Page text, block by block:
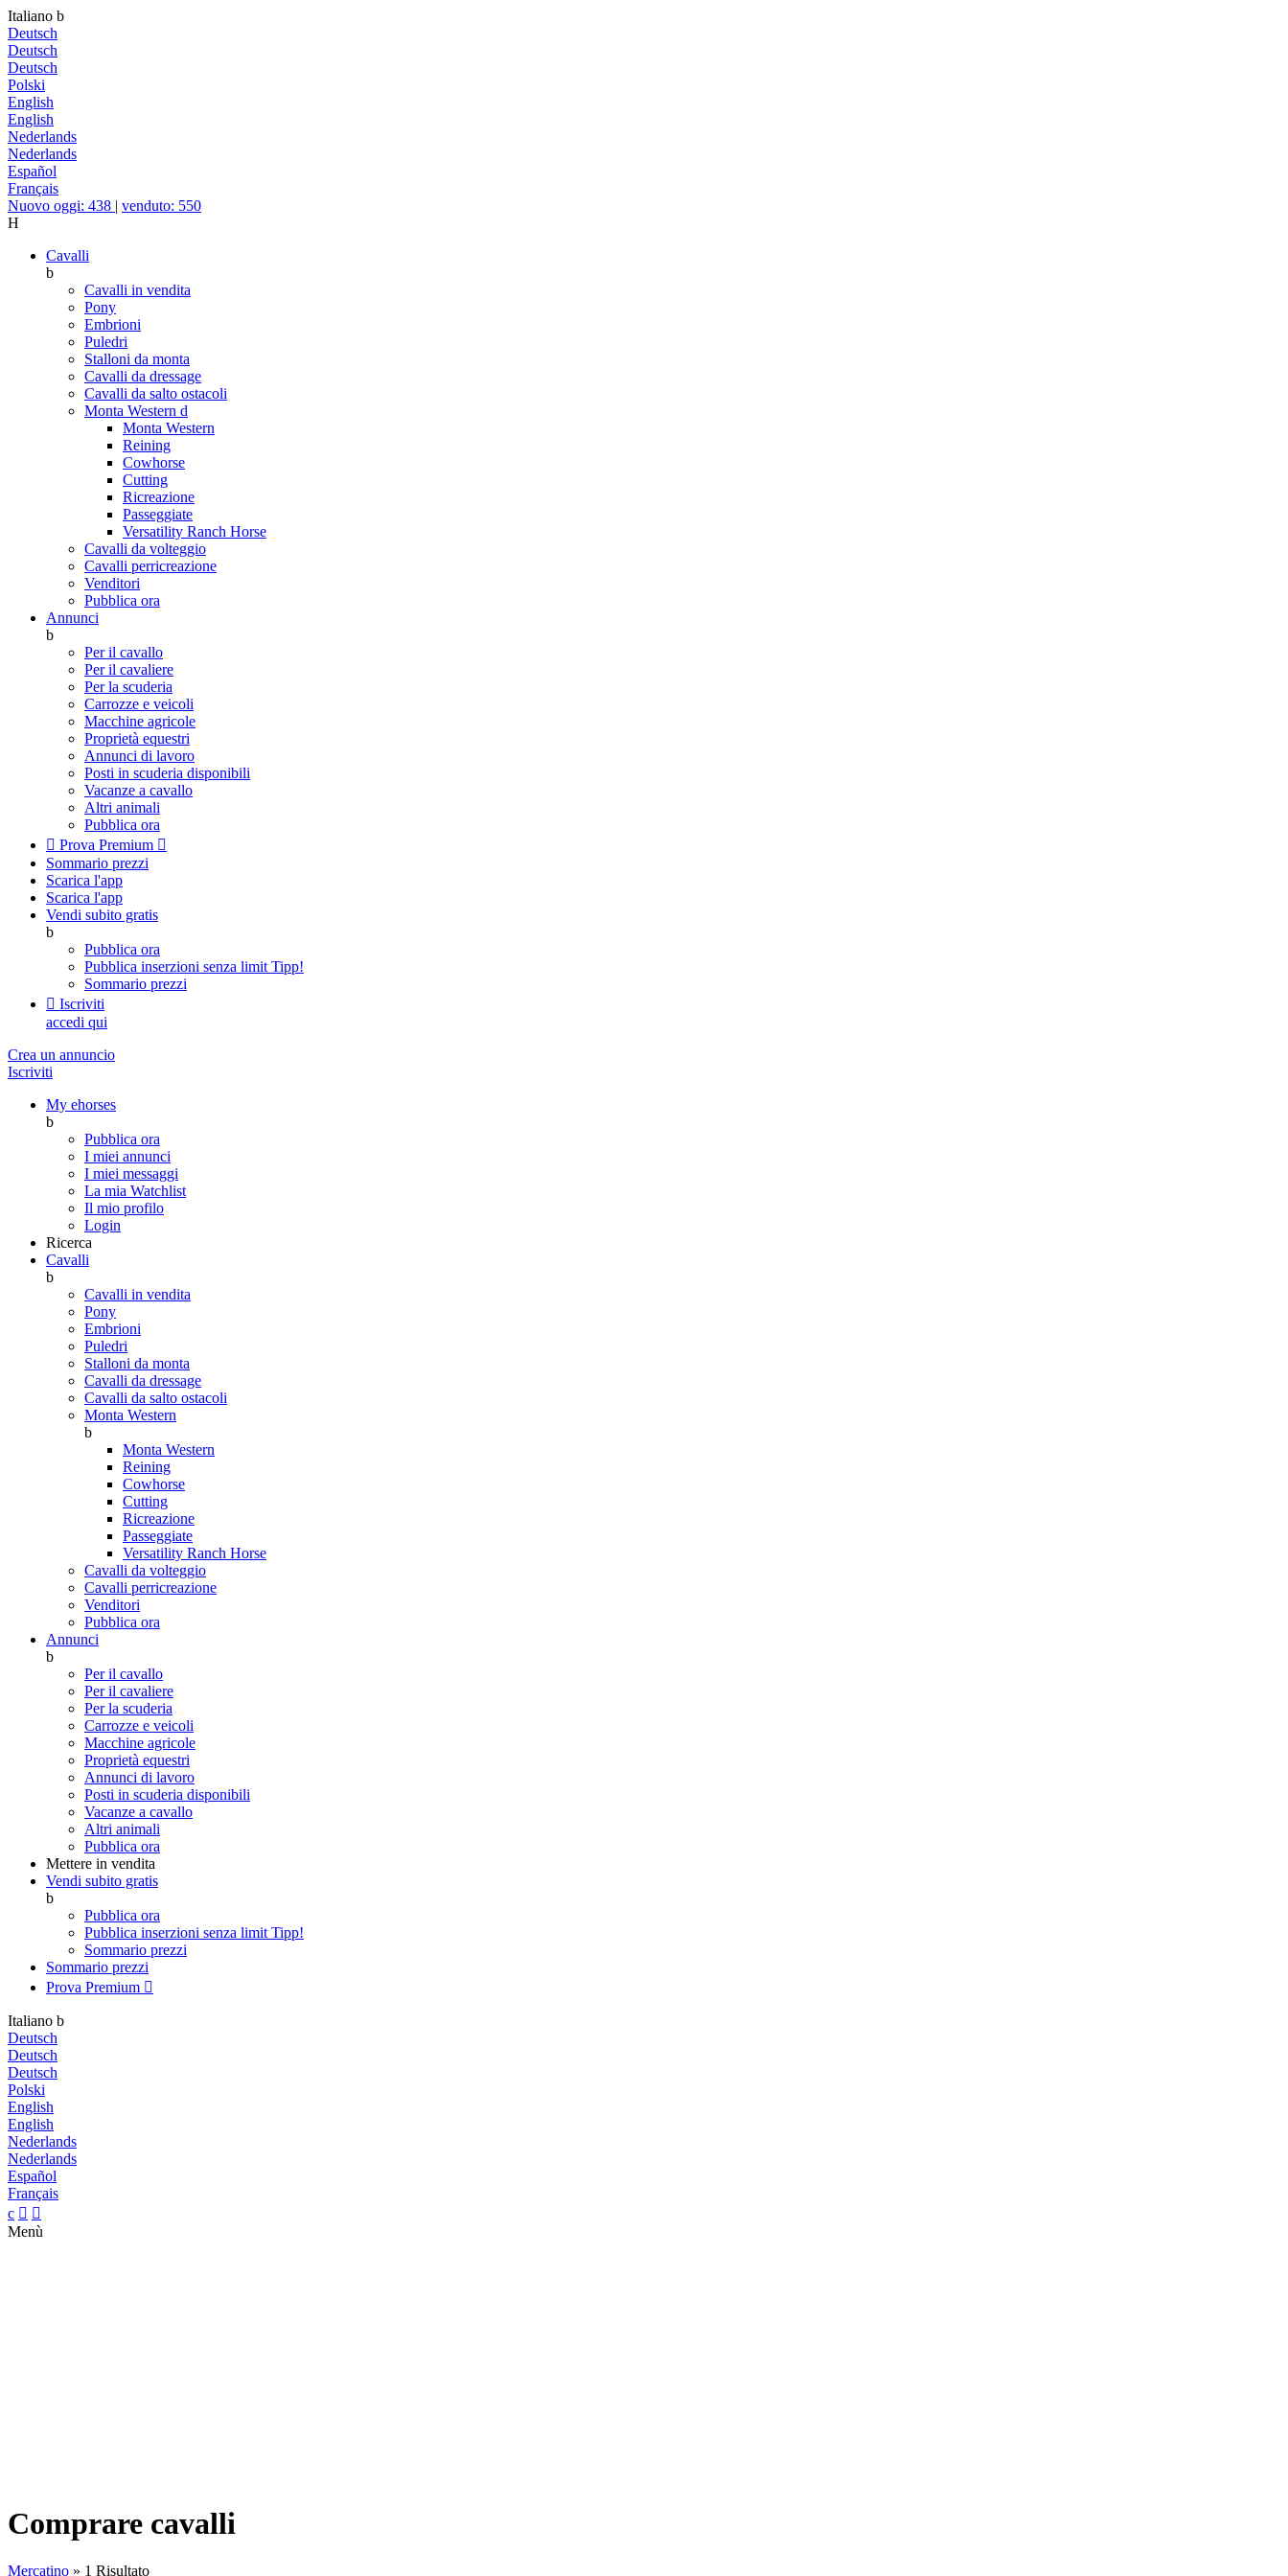
Italiano b
Deutsch
Deutsch
Deutsch
Polski
English
English
Nederlands
Nederlands
Español
Français
Nuovo oggi: 438 | venduto: 550
H
Cavalli
b
Cavalli in vendita
Pony
Embrioni
Puledri
Stalloni da monta
Cavalli da dressage
Cavalli da salto ostacoli
Monta Western d
Monta Western
Reining
Cowhorse
Cutting
Ricreazione
Passeggiate
Versatility Ranch Horse
Cavalli da volteggio
Cavalli perricreazione
Venditori
Pubblica ora
Annunci
b
Per il cavallo
Per il cavaliere
Per la scuderia
Carrozze e veicoli
Macchine agricole
Proprietà equestri
Annunci di lavoro
Posti in scuderia disponibili
Vacanze a cavallo
Altri animali
Pubblica ora
 Prova Premium 
Sommario prezzi
Scarica l'app
Scarica l'app
Vendi subito gratis
b
Pubblica ora
Pubblica inserzioni senza limit Tipp!
Sommario prezzi
 Iscriviti
accedi qui
Crea un annuncio
Iscriviti
My ehorses
b
Pubblica ora
I miei annunci
I miei messaggi
La mia Watchlist
Il mio profilo
Login
Ricerca
Cavalli
b
Cavalli in vendita
Pony
Embrioni
Puledri
Stalloni da monta
Cavalli da dressage
Cavalli da salto ostacoli
Monta Western
b
Monta Western
Reining
Cowhorse
Cutting
Ricreazione
Passeggiate
Versatility Ranch Horse
Cavalli da volteggio
Cavalli perricreazione
Venditori
Pubblica ora
Annunci
b
Per il cavallo
Per il cavaliere
Per la scuderia
Carrozze e veicoli
Macchine agricole
Proprietà equestri
Annunci di lavoro
Posti in scuderia disponibili
Vacanze a cavallo
Altri animali
Pubblica ora
Mettere in vendita
Vendi subito gratis
b
Pubblica ora
Pubblica inserzioni senza limit Tipp!
Sommario prezzi
Sommario prezzi
Prova Premium 
Italiano b
Deutsch
Deutsch
Deutsch
Polski
English
English
Nederlands
Nederlands
Español
Français
c  
Menù
Comprare cavalli
Mercatino » 1 Risultato